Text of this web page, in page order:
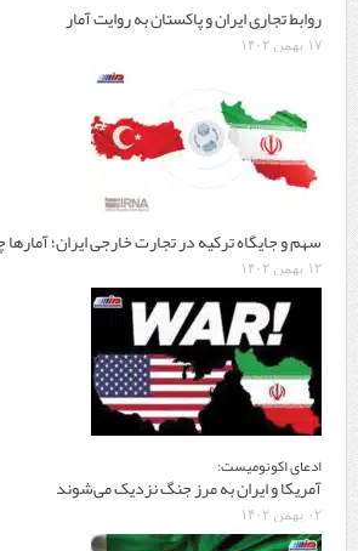
روابط تجاری ایران و پاکستان به روایت آمار
۱۷ بهمن ۱۴۰۲
سهم و جایگاه ترکیه در تجارت خارجی ایران؛
۱۲ بهمن ۱۴۰۲
ادعای اکونومیست:
آمریکا و ایران به مرز جنگ نزدیک می‌شوند
۰۲ بهمن ۱۴۰۲